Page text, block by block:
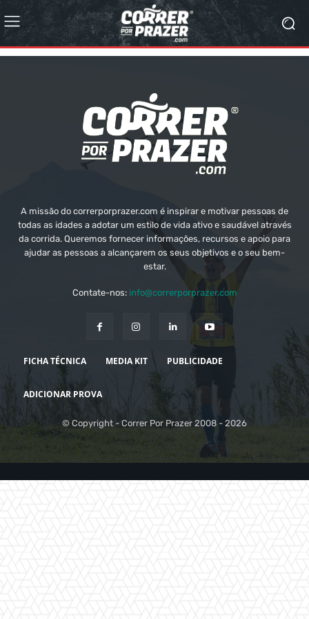
A missão do correrporprazer.com é inspirar e motivar pessoas de
todas as idades a adotar um estilo de vida ativo e saudável através
da corrida. Queremos fornecer informações, recursos e apoio para
ajudar as pessoas a alcançarem os seus objetivos e o seu bem-
estar.
Contate-nos: info@correrporprazer.com
FICHA TÉCNICA MEDIA KIT PUBLICIDADE
ADICIONAR PROVA
© Copyright - Correr Por Prazer 2008 - 2026